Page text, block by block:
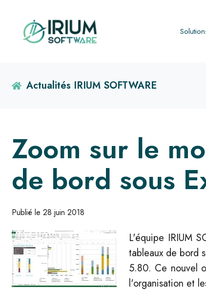
Actualités IRIUM SOFTWARE
Zoom sur le
de bord sous
Publié le 28 juin 2018
L'équipe IRIUM
tableaux de bord
5.80. Ce nouvel
l'organisation et